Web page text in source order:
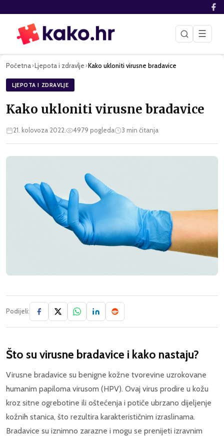
☰
Početna›Ljepota i zdravlje ›Kako ukloniti virusne bradavice
LJEPOTA I ZDRAVLJE
Kako ukloniti virusne bradavice
21. kolovoza 2022. 4979 pogleda 3 min čitanja
Podijeli:
Što su virusne bradavice i kako nastaju?
Virusne bradavice su benigne kožne tvorevine uzrokovane
humanim papiloma virusom (HPV). Ovaj virus prodire u kožu
kroz sitne ogrebotine ili oštećenja i potiče ubrzano dijeljenje
kožnih stanica, što rezultira karakterističnim izraslinama.
Bradavice su iznimno zarazne i mogu se prenijeti izravnim